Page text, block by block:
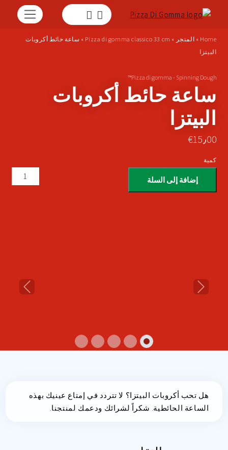
Home
» المتجر »
Pizza di gomma classico 33 cm
» ساعة حائط أكروبات
البيتزا
Pizza di gomma - Spinning Dough™
ساعة حائط أكروبات
البيتزا
€ 15٫00
كمية
إضافة إلى السلة
Next
هل تحب أكروبات البيتزا؟ لا تتردد في إمتاع عينيك بهذه
الساعة الحائطية. شكراً لشرائك ودعمك لمنتجنا.